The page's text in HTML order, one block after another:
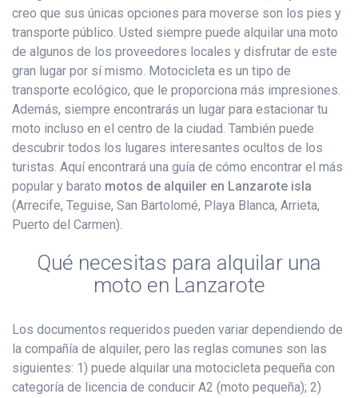
creo que sus únicas opciones para moverse son los pies y
transporte público. Usted siempre puede alquilar una moto
de algunos de los proveedores locales y disfrutar de este
gran lugar por sí mismo. Motocicleta es un tipo de
transporte ecológico, que le proporciona más impresiones.
Además, siempre encontrarás un lugar para estacionar tu
moto incluso en el centro de la ciudad. También puede
descubrir todos los lugares interesantes ocultos de los
turistas. Aquí encontrará una guía de cómo encontrar el más
popular y barato motos de alquiler en Lanzarote isla
(Arrecife, Teguise, San Bartolomé, Playa Blanca, Arrieta,
Puerto del Carmen).
Qué necesitas para alquilar una
moto en Lanzarote
Los documentos requeridos pueden variar dependiendo de
la compañía de alquiler, pero las reglas comunes son las
siguientes: 1) puede alquilar una motocicleta pequeña con
categoría de licencia de conducir A2 (moto pequeña); 2)